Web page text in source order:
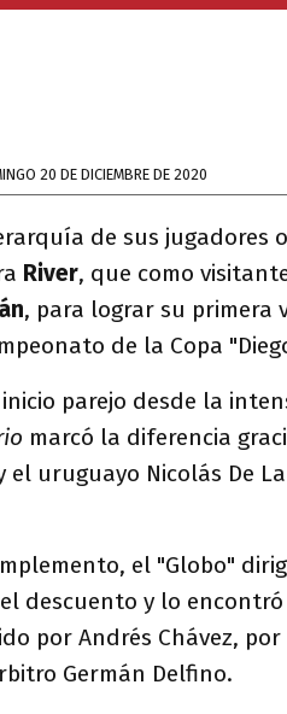
20 DE DICIEMBRE DE 2020
de sus jugadores
River, que como
, para lograr su primera
de la Copa
parejo desde la
marcó la diferencia
el uruguayo Nicolás De
el "Globo"
descuento y lo
por Andrés Chávez,
Germán Delfino.